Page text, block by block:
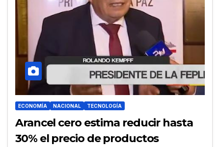
ECONOMÍA NACIONAL TECNOLOGÍA
Arancel cero estima reducir hasta
30% el precio de productos